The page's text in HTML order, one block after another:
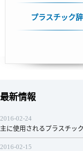
プラスチック
最新情報
2016-02-24
主に使用されるプラスチッ
2016-02-15